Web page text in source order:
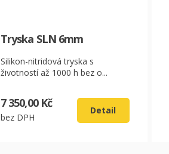
Tryska SLN 6mm
Silikon-nitridová tryska s
životností až 1000 h bez o...
7 350,00 Kč
bez DPH
Detail